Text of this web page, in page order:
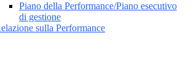
Piano della Performance/Piano esecutivo
di gestione
sulla Performance